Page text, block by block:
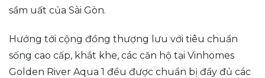
sầm uất của Sài Gòn.
Hướng tới cộng đồng thượng lưu với tiêu chuẩn
sống cao cấp, khắt khe, các căn hộ tại Vinhomes
Golden River Aqua 1 đều được chuẩn bị đầy đủ các